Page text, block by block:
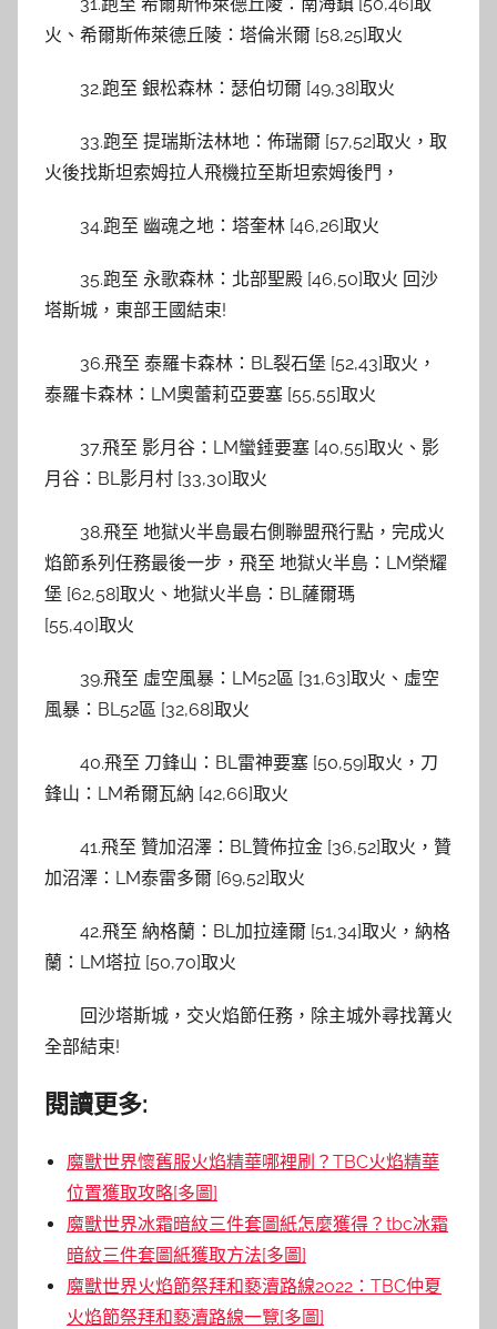
火、希爾斯佈萊德丘陵：塔倫米爾 [58,25]取火
32.跑至 銀松森林：瑟伯切爾 [49,38]取火
33.跑至 提瑞斯法林地：佈瑞爾 [57,52]取火，取
火後找斯坦索姆拉人飛機拉至斯坦索姆後門，
34.跑至 幽魂之地：塔奎林 [46,26]取火
35.跑至 永歌森林：北部聖殿 [46,50]取火 回沙
塔斯城，東部王國結束!
36.飛至 泰羅卡森林：BL裂石堡 [52,43]取火，
泰羅卡森林：LM奧蕾莉亞要塞 [55,55]取火
37.飛至 影月谷：LM蠻錘要塞 [40,55]取火、影
月谷：BL影月村 [33,30]取火
38.飛至 地獄火半島最右側聯盟飛行點，完成火
焰節系列任務最後一步，飛至 地獄火半島：LM榮耀
堡 [62,58]取火、地獄火半島：BL薩爾瑪
[55,40]取火
39.飛至 虛空風暴：LM52區 [31,63]取火、虛空
風暴：BL52區 [32,68]取火
40.飛至 刀鋒山：BL雷神要塞 [50,59]取火，刀
鋒山：LM希爾瓦納 [42,66]取火
41.飛至 贊加沼澤：BL贊佈拉金 [36,52]取火，贊
加沼澤：LM泰雷多爾 [69,52]取火
42.飛至 納格蘭：BL加拉達爾 [51,34]取火，納格
蘭：LM塔拉 [50,70]取火
回沙塔斯城，交火焰節任務，除主城外尋找篝火
全部結束!
閱讀更多:
魔獸世界懷舊服火焰精華哪裡刷？TBC火焰精華
位置獲取攻略[多圖]
魔獸世界冰霜暗紋三件套圖紙怎麼獲得？tbc冰霜
暗紋三件套圖紙獲取方法[多圖]
魔獸世界火焰節祭拜和褻瀆路線2022：TBC仲夏
火焰節祭拜和褻瀆路線一覽[多圖]